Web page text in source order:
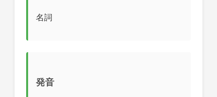
名詞
発音